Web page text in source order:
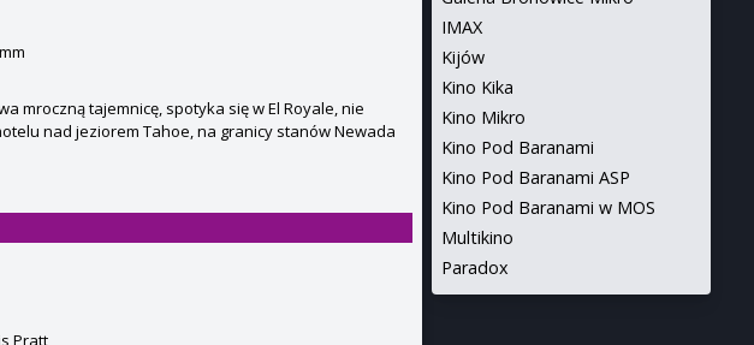
mroczną tajemnicę, spotyka się w El Royale, nie
nad jeziorem Tahoe, na granicy stanów Newada
Pratt
IMAX
Kijów
Kino Kika
Kino Mikro
Kino Pod Baranami
Kino Pod Baranami ASP
Kino Pod Baranami w MOS
Multikino
Paradox